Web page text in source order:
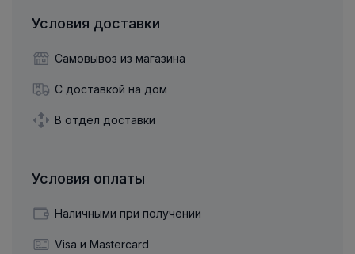
Условия доставки
Самовывоз из магазина
С доставкой на дом
В отдел доставки
Условия оплаты
Наличными при получении
Visa и Mastercard